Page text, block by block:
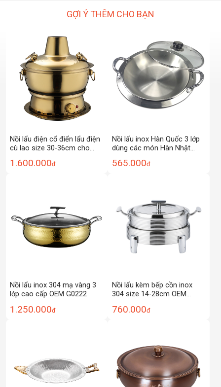
GỢI Ý THÊM CHO BẠN
Nồi lẩu điện cổ điển lẩu điện
cù lao size 30-36cm cho
1.600.000đ
Nồi lẩu inox Hàn Quốc 3 lớp
dùng các món Hàn Nhật
565.000đ
Nồi lẩu inox 304 mạ vàng 3
lớp cao cấp OEM G0222
1.250.000đ
Nồi lẩu kèm bếp cồn inox
304 size 14-28cm OEM
760.000đ